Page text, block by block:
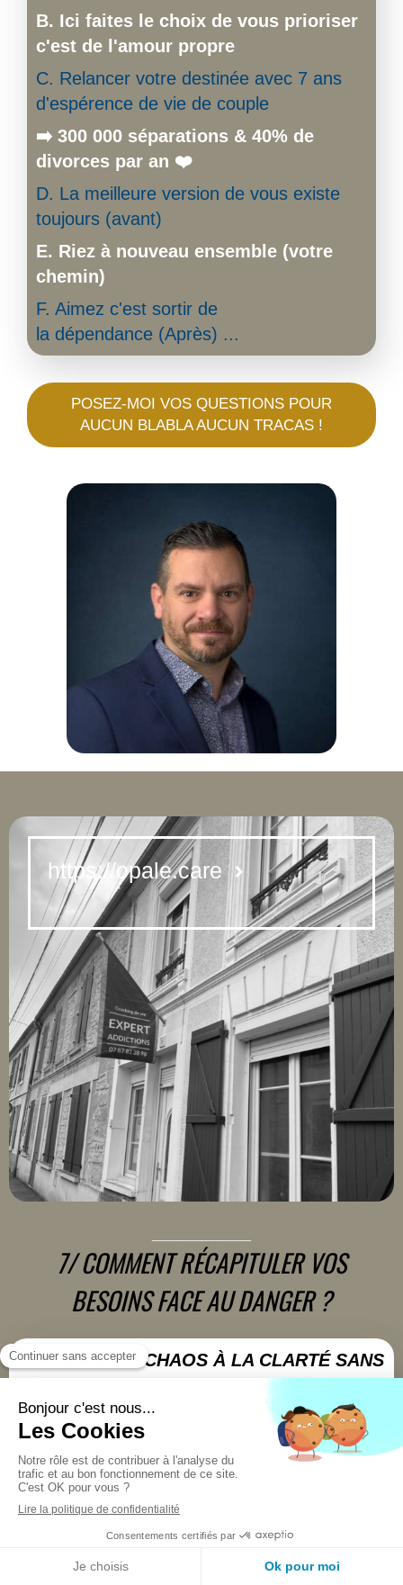
B. Ici faites le choix de vous prioriser
c'est de l'amour propre
C. Relancer votre destinée avec 7 ans
d'espérence de vie de couple
➡️ 300 000 séparations & 40% de
divorces par an ❤️‍
D. La meilleure version de vous existe
toujours (avant)
E. Riez à nouveau ensemble (votre
chemin)
F. Aimez c'est sortir de
la dépendance (Après) ...
POSEZ-MOI VOS QUESTIONS POUR
AUCUN BLABLA AUCUN TRACAS !
https://opale.care
7/ COMMENT RÉCAPITULER VOS
BESOINS FACE AU DANGER ?
✅PASSEZ DU CHAOS À LA CLARTÉ SANS
A. Retrouvez votre pouvoir pour gagner en
puissance & agir en 1er
B. Identifiez vos défenses, faux
self, schémas & régulez le corps
C. Sécurisez vos pensées, actions